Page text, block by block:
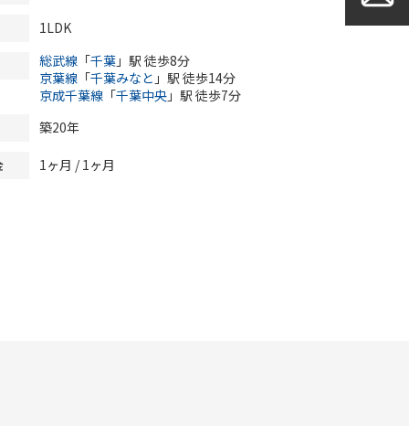
1LDK
総武線 「千葉 」駅 徒歩8分
京葉線 「千葉みなと 」駅 徒歩14分
京成千葉線 「千葉中央 」駅 徒歩7分
築20年
1ヶ月 / 1ヶ月